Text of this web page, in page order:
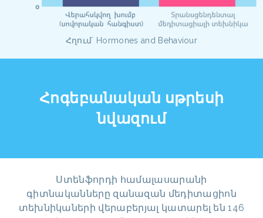
Հղում` Hormones and Behaviour
Հոգեբանական սթրեսի
նվազում
Ստենֆորդի համալասարանի
գիտնականները զանազան մեդիտացիոն
տեխնիկաների վերաբերյալ կատարել են 146